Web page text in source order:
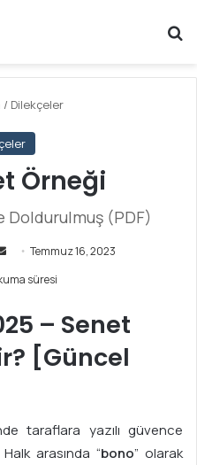
/ Dilekçeler
Örneği
Doldurulmuş (PDF)
e
-
p
Temmuz 16, 2023
süresi
– Senet
[Güncel
taraflara yazılı güvence
arasında “bono” olarak